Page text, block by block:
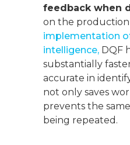
feedback when
on the production
implementation
intelligence, DQF
substantially
accurate in
not only saves
prevents the
being repeated.